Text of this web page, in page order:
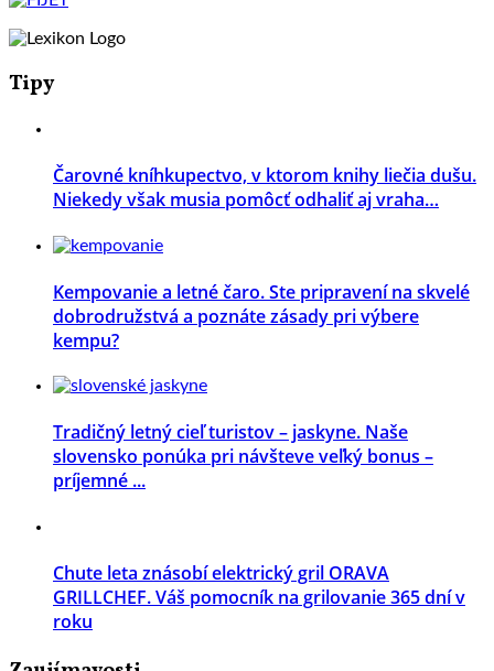
Tipy
Čarovné kníhkupectvo, v ktorom knihy liečia dušu.
Niekedy však musia pomôcť odhaliť aj vraha…
Kempovanie a letné čaro. Ste pripravení na skvelé
dobrodružstvá a poznáte zásady pri výbere
kempu?
Tradičný letný cieľ turistov – jaskyne. Naše
slovensko ponúka pri návšteve veľký bonus –
príjemné ...
Chute leta znásobí elektrický gril ORAVA
GRILLCHEF. Váš pomocník na grilovanie 365 dní v
roku